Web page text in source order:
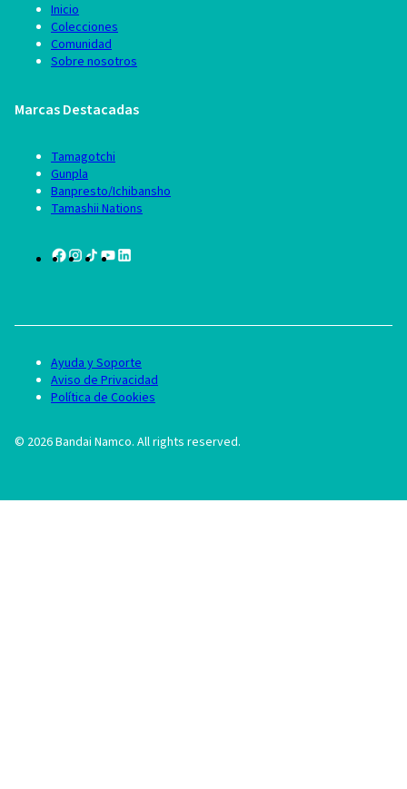
Inicio
Colecciones
Comunidad
Sobre nosotros
Marcas Destacadas
Tamagotchi
Gunpla
Banpresto/Ichibansho
Tamashii Nations
© 2026Bandai Namco. All rights reserved.
Ayuda y Soporte
Aviso de Privacidad
Política de Cookies